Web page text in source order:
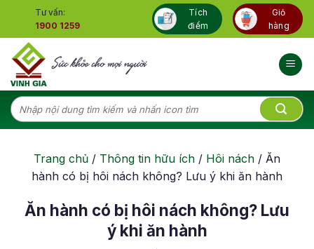
content
Tư vấn:
1900 1259
Tích
điểm
Giỏ
hàng
Tìm
kiếm:
Trang chủ / Thông tin hữu ích / Hôi nách / Ăn
hành có bị hôi nách không? Lưu ý khi ăn hành
Ăn hành có bị hôi nách không? Lưu
ý khi ăn hành